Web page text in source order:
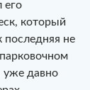
его
который
последняя не
уже давно